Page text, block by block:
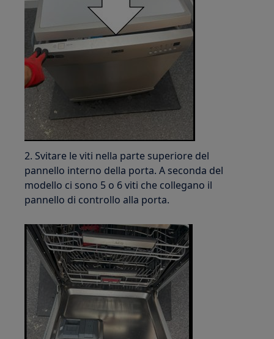
2. Svitare le viti nella parte superiore del
pannello interno della porta. A seconda del
modello ci sono 5 o 6 viti che collegano il
pannello di controllo alla porta.